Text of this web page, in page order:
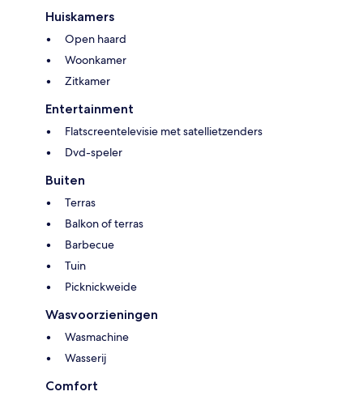
Huiskamers
Open haard
Woonkamer
Zitkamer
Entertainment
Flatscreentelevisie met satellietzenders
Dvd-speler
Buiten
Terras
Balkon of terras
Barbecue
Tuin
Picknickweide
Wasvoorzieningen
Wasmachine
Wasserij
Comfort